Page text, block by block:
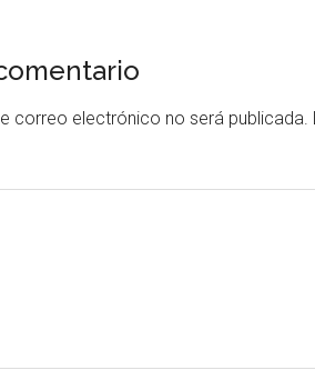
correo electrónico no será publicada.